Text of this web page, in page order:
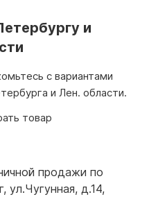
и
с вариантами
и Лен. области.
товар
продажи по
ул.Чугунная, д.14,